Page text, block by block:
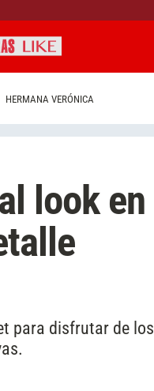
HERMANA VERÓNICA
look en
para disfrutar de los